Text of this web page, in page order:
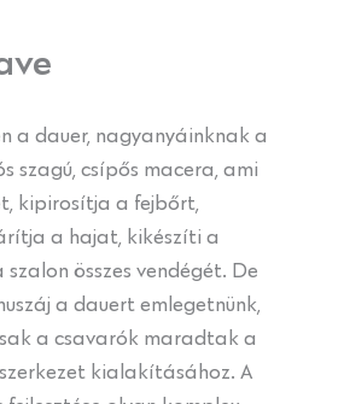
a dauer, nagyanyáinknak a
szagú, csípős macera, ami
kipirosítja a fejbőrt,
a hajat, kikészíti a
szalon összes vendégét. De
a dauert emlegetnünk,
a csavarók maradtak a
kialakításához. A